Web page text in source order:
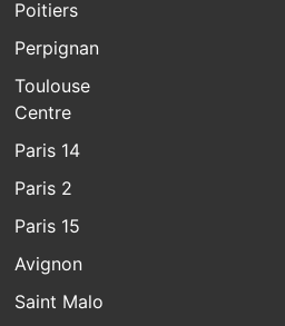
Poitiers
Perpignan
Toulouse
Centre
Paris 14
Paris 2
Paris 15
Avignon
Saint Malo